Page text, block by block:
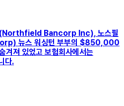
Bancorp Inc), 노스필
뉴스 워싱턴 부부의 $850,000
겨져 있었고 보험회사에서는
다.